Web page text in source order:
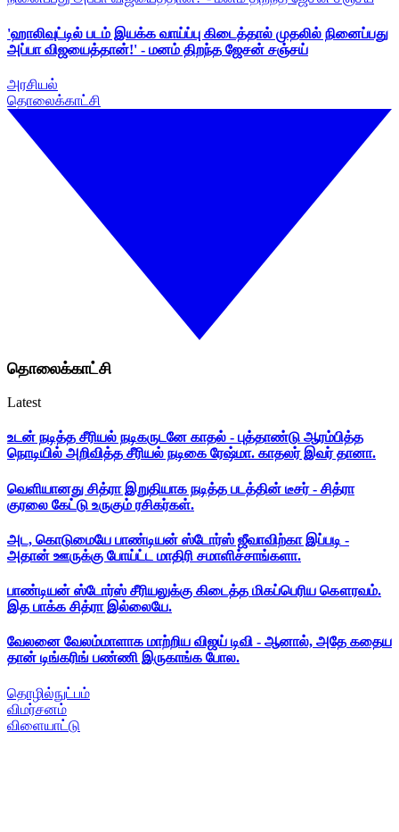
'ஹாலிவுட்டில் படம் இயக்க வாய்ப்பு கிடைத்தால் முதலில் நினைப்பது
அப்பா விஜயைத்தான்!' - மனம் திறந்த ஜேசன் சஞ்சய்
அரசியல்
தொலைக்காட்சி
தொலைக்காட்சி
Latest
உடன் நடித்த சீரியல் நடிகருடனே காதல் - புத்தாண்டு ஆரம்பித்த
நொடியில் அறிவித்த சீரியல் நடிகை ரேஷ்மா. காதலர் இவர் தானா.
வெளியானது சித்ரா இறுதியாக நடித்த படத்தின் டீசர் - சித்ரா
குரலை கேட்டு உருகும் ரசிகர்கள்.
அட, கொடுமையே பாண்டியன் ஸ்டோர்ஸ் ஜீவாவிற்கா இப்படி -
அதான் ஊருக்கு போய்ட்ட மாதிரி சமாளிச்சாங்களா.
பாண்டியன் ஸ்டோர்ஸ் சீரியலுக்கு கிடைத்த மிகப்பெரிய கௌரவம்.
இத பாக்க சித்ரா இல்லையே.
வேலனை வேலம்மாளாக மாற்றிய விஜய் டிவி - ஆனால், அதே கதைய
தான் டிங்கரிங் பண்ணி இருகாங்க போல.
தொழில்நுட்பம்
விமர்சனம்
விளையாட்டு